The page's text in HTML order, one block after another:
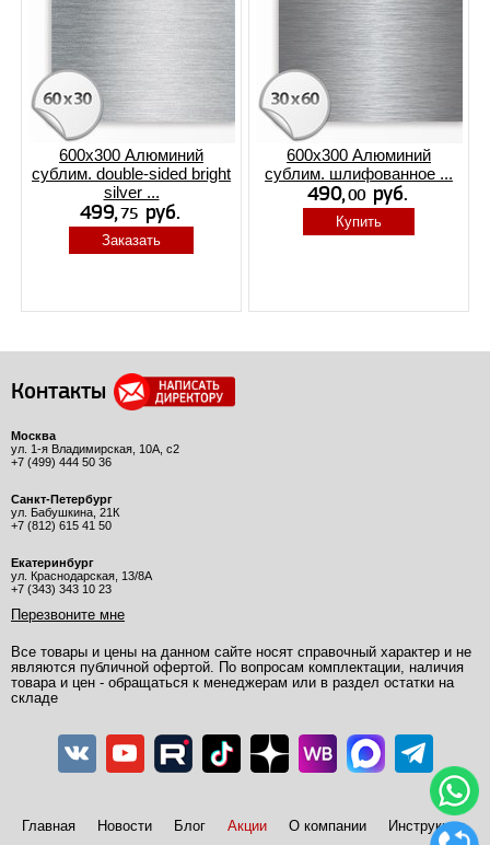
600x300 Алюминий
сублим. double-sided bright
silver ...
Заказать
600x300 Алюминий
сублим. шлифованное ...
Купить
Контакты
Москва
ул. 1-я Владимирская, 10А, с2
+7 (499) 444 50 36
Санкт-Петербург
ул. Бабушкина, 21К
+7 (812) 615 41 50
Екатеринбург
ул. Краснодарская, 13/8А
+7 (343) 343 10 23
Перезвоните мне
Все товары и цены на данном сайте носят справочный характер и не
являются публичной офертой. По вопросам комплектации, наличия
товара и цен - обращаться к менеджерам или в раздел остатки на
складе
Главная Новости Блог Акции О компании Инструкции